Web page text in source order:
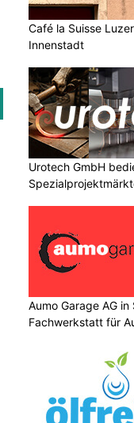
Café la Suisse
Innenstadt
Urotech GmbH
Aumo Garage AG in
Fachwerkstatt für